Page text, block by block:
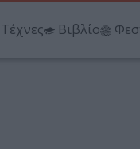
Τέχνες Βιβλίο